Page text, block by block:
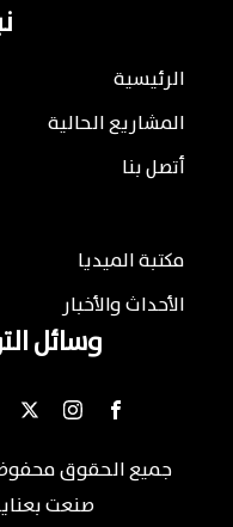
جميع الحقوق
صنعت
الرئيسية
المشاريع الحالية
أتصل بنا
مكتبة الميديا
الأحداث والأخبار
وسائل